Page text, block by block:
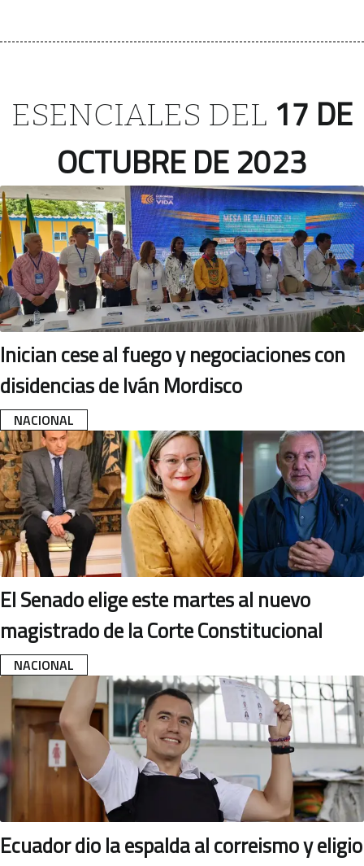
ESENCIALES DEL 17 DE
OCTUBRE DE 2023
NACIONAL
Inician cese al fuego y negociaciones con
disidencias de Iván Mordisco
NACIONAL
El Senado elige este martes al nuevo
magistrado de la Corte Constitucional
Ecuador dio la espalda al correismo y eligio